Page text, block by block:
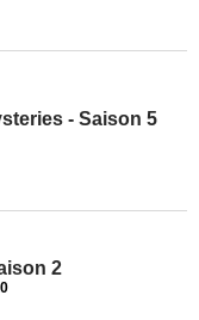
- Saison 5
2